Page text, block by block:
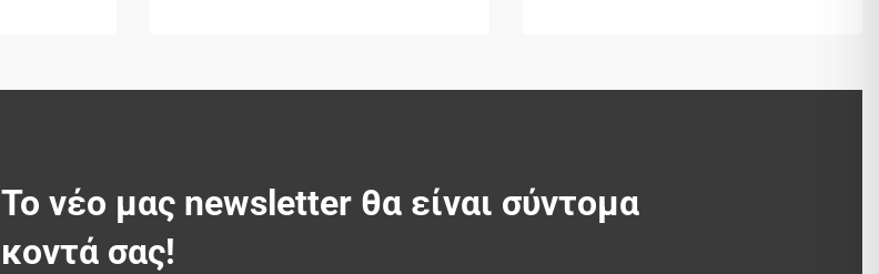
Το νέο μας newsletter θα είναι σύντομα
κοντά σας!